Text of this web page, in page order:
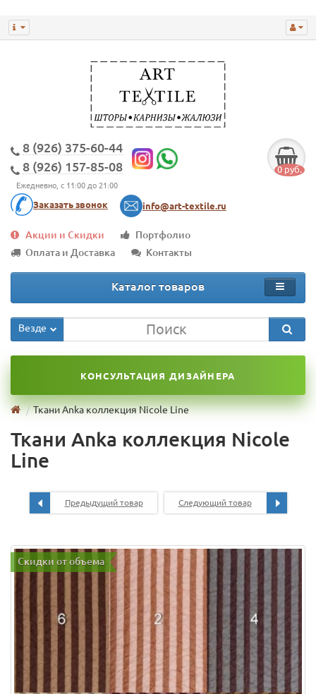
8 (926) 375-60-44
8 (926) 157-85-08
Ежедневно, с 11:00 до 21:00
Заказать звонок info@art-textile.ru
0 руб.
Акции и Скидки
Портфолио
Оплата и Доставка
Контакты
Каталог товаров
Везде
КОНСУЛЬТАЦИЯ ДИЗАЙНЕРА
Ткани Anka коллекция Nicole Line
Ткани Anka коллекция Nicole
Line
Предыдущий товар Следующий товар
Скидки от объема